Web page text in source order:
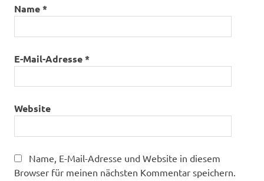
Name*
E-Mail-Adresse*
Website
Name, E-Mail-Adresse und Website in diesem
Browser für meinen nächsten Kommentar speichern.